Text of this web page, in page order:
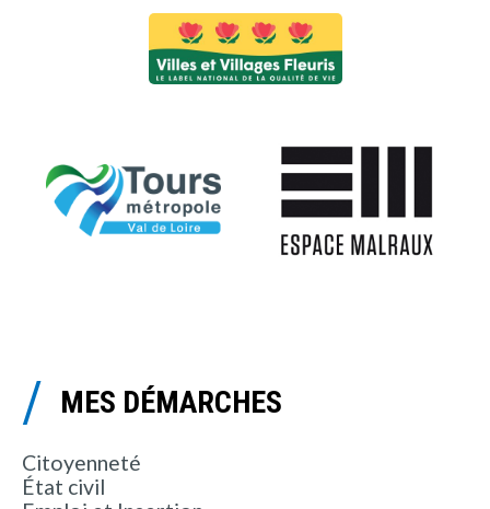
MES DÉMARCHES
Citoyenneté
État civil